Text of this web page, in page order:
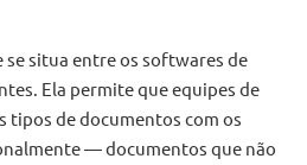
situa entre os softwares de
Ela permite que equipes de
tipos de documentos com os
— documentos que não